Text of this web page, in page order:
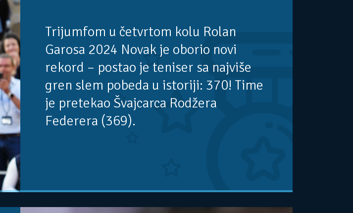
Trijumfom u četvrtom kolu Rolan
Garosa 2024 Novak je oborio novi
rekord – postao je teniser sa najviše
gren slem pobeda u istoriji: 370! Time
je pretekao Švajcarca Rodžera
Federera (369).